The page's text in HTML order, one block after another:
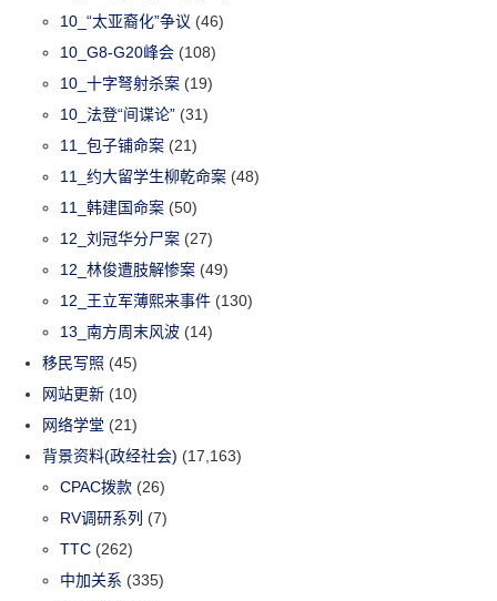
10_“太亚裔化”争议 (46)
10_G8-G20峰会 (108)
10_十字弩射杀案 (19)
10_法登“间谍论” (31)
11_包子铺命案 (21)
11_约大留学生柳乾命案 (48)
11_韩建国命案 (50)
12_刘冠华分尸案 (27)
12_林俊遭肢解惨案 (49)
12_王立军薄熙来事件 (130)
13_南方周末风波 (14)
移民写照 (45)
网站更新 (10)
网络学堂 (21)
背景资料(政经社会) (17,163)
CPAC拨款 (26)
RV调研系列 (7)
TTC (262)
中加关系 (335)